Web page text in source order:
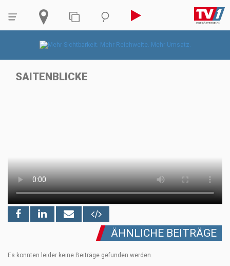
SAITENBLICKE
ÄHNLICHE BEITRÄGE
Es konnten leider keine Beiträge gefunden werden.